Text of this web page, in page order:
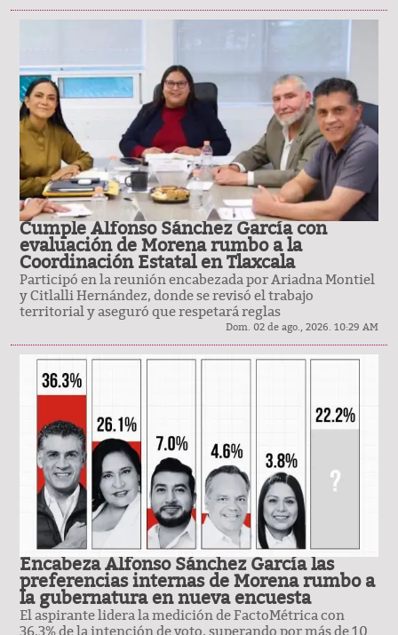
Cumple Alfonso Sánchez García con
evaluación de Morena rumbo a la
Coordinación Estatal en Tlaxcala
Participó en la reunión encabezada por Ariadna Montiel
y Citlalli Hernández, donde se revisó el trabajo
territorial y aseguró que respetará reglas
Dom. 02 de ago., 2026. 10:29 AM
Encabeza Alfonso Sánchez García las
preferencias internas de Morena rumbo a
la gubernatura en nueva encuesta
El aspirante lidera la medición de FactoMétrica con
36.3% de la intención de voto, superando por más de 10